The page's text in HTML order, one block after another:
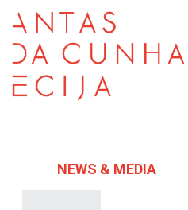
NEWS & MEDIA